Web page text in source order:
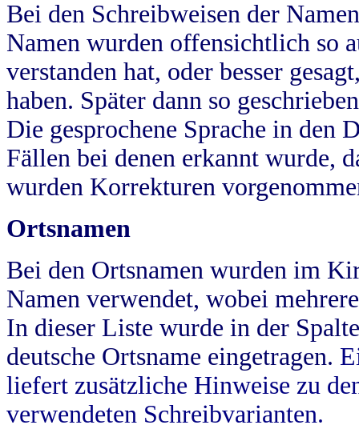
Bei den Schreibweisen der
Namen wurden offensichtlich so
verstanden hat, oder besser
haben. Später dann so
Die gesprochene Sprache in
Fällen bei denen erkannt wurde,
wurden Korrekturen
Ortsnamen
Bei den Ortsnamen wurden im
Namen verwendet, wobei
In dieser Liste wurde in der
deutsche Ortsname eingetragen.
liefert zusätzliche Hinweise zu
verwendeten Schreibvarianten.